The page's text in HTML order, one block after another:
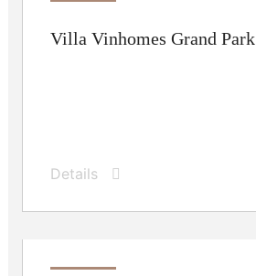
Villa Vinhomes Grand Park
Details